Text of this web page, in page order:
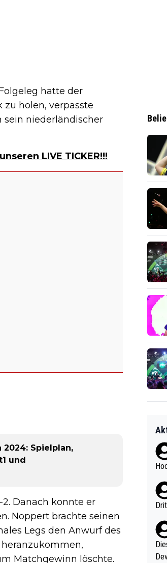
hatte der
zu holen, verpasste
sein niederländischer
LIVE TICKER!!!
2024: Spielplan,
und
Danach konnte er
Noppert brachte seinen
Legs den Anwurf des
Matchgewinn löschte.